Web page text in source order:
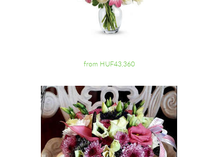
from HUF43,360